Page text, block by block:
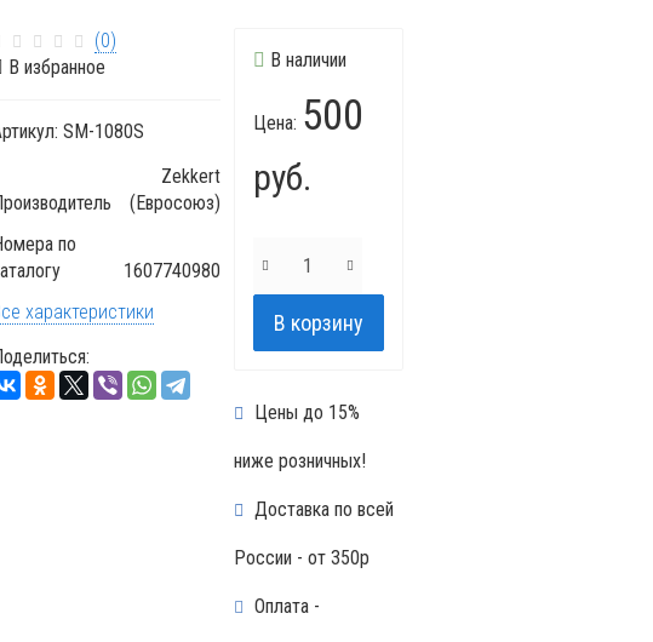
(0)
В избранное
SM-1080S
Zekkert
(Евросоюз)
по
1607740980
характеристики
В наличии
Цена: 500
руб.
Цены до 15%
ниже розничных!
Доставка по всей
России - от 350р
Оплата -